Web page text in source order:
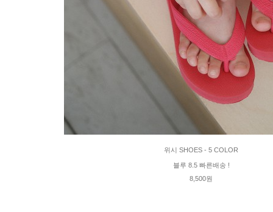
위시 SHOES - 5 COLOR
블루 8.5 빠른배송 !
8,500원